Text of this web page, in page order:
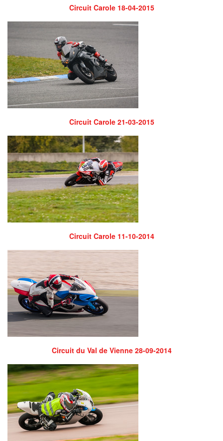
Circuit Carole 18-04-2015
Circuit Carole 21-03-2015
Circuit Carole 11-10-2014
Circuit du Val de Vienne 28-09-2014